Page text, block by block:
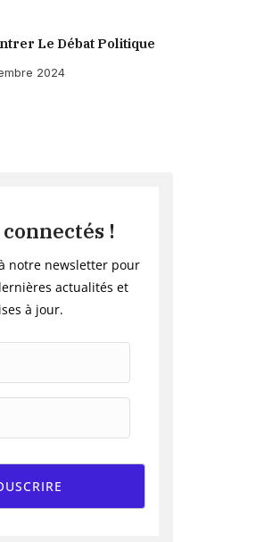
Le Débat Politique
2024
connectés !
notre newsletter pour
actualités et
à jour.